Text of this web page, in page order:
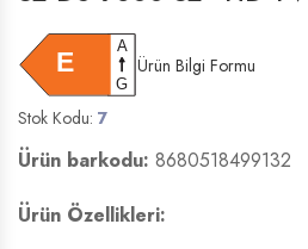
Ürün Bilgi Formu
Stok Kodu: 7
Ürün barkodu: 8680518499132
Ürün Özellikleri: